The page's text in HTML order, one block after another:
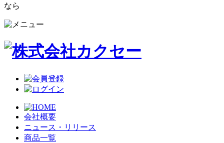
なら
会社概要
ニュース・リリース
商品一覧